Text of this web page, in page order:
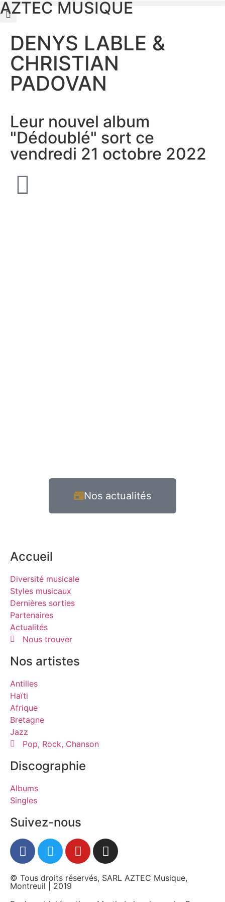
AZTEC MUSIQUE
DENYS LABLE &
CHRISTIAN
PADOVAN
Leur nouvel album
"Dédoublé" sort ce
vendredi 21 octobre 2022
Nos actualités
Accueil
Diversité musicale
Styles musicaux
Dernières sorties
Partenaires
Actualités
Nous trouver
Nos artistes
Antilles
Haïti
Afrique
Bretagne
Jazz
Pop, Rock, Chanson
Discographie
Albums
Singles
Suivez-nous
© Tous droits réservés, SARL AZTEC Musique,
Montreuil | 2019